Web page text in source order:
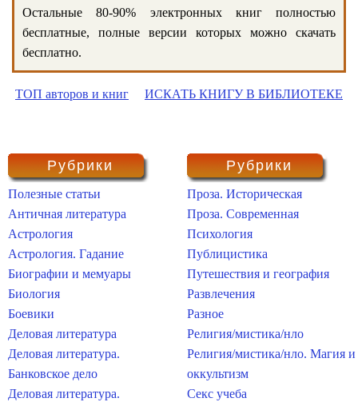
Остальные 80-90% электронных книг полностью
бесплатные, полные версии которых можно скачать
бесплатно.
ТОП авторов и книг ИСКАТЬ КНИГУ В БИБЛИОТЕКЕ
Рубрики
Полезные статьи
Античная литература
Астрология
Астрология. Гадание
Биографии и мемуары
Биология
Боевики
Деловая литература
Деловая литература.
Банковское дело
Деловая литература.
Рубрики
Проза. Историческая
Проза. Современная
Психология
Публицистика
Путешествия и география
Развлечения
Разное
Религия/мистика/нло
Религия/мистика/нло. Магия и
оккультизм
Секс учеба